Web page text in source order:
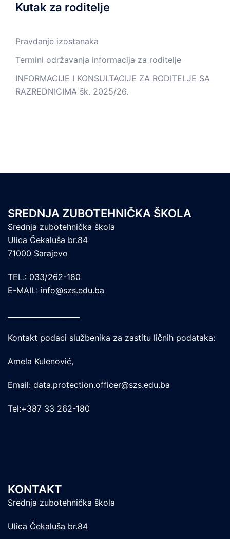
Kutak za roditelje
Pravdanje izostanaka
Termini održavanja informacija za roditelje
INFORMACIJE I KONSULTACIJE ZA RODITELJE SA
RAZREDNICIMA šk. 2025/26.
SREDNJA ZUBOTEHNIČKA ŠKOLA
Srednja zubotehnička škola
Ulica Čekaluša br.84
71000 Sarajevo
TEL.: 033/262-180
E-MAIL: info@szs.edu.ba
Kontakt podaci službenika za zastitu ličnih podataka:
Amela Kulenović,
Email: data.protection.officer@szs.edu.ba
Tel:+387 33 262-180
KONTAKT
Srednja zubotehnička škola
Ulica Čekaluša br.84